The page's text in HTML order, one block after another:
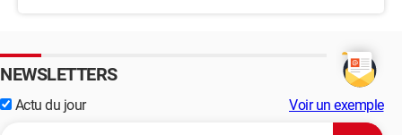
NEWSLETTERS
Actu du jour Voir un exemple